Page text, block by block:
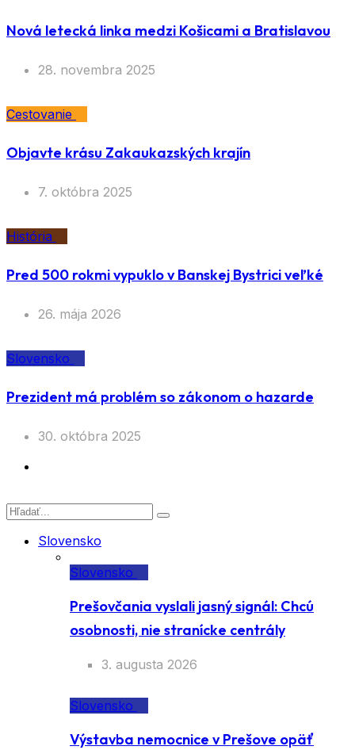
Nová letecká linka medzi Košicami a Bratislavou
28. novembra 2025
Cestovanie
Objavte krásu Zakaukazských krajín
7. októbra 2025
História
Pred 500 rokmi vypuklo v Banskej Bystrici veľké
26. mája 2026
Slovensko
Prezident má problém so zákonom o hazarde
30. októbra 2025
Slovensko
Slovensko
Prešovčania vyslali jasný signál: Chcú
osobnosti, nie stranícke centrály
3. augusta 2026
Slovensko
Výstavba nemocnice v Prešove opäť